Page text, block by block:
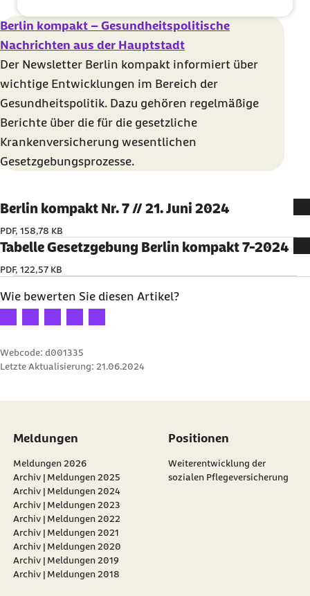
Berlin kompakt – Gesundheitspolitische
Nachrichten aus der Hauptstadt
Der Newsletter Berlin kompakt informiert über
wichtige Entwicklungen im Bereich der
Gesundheitspolitik. Dazu gehören regelmäßige
Berichte über die für die gesetzliche
Krankenversicherung wesentlichen
Gesetzgebungsprozesse.
Berlin kompakt Nr. 7 // 21. Juni 2024
PDF, 158,78 KB
Tabelle Gesetzgebung Berlin kompakt 7-2024
PDF, 122,57 KB
Wie bewerten Sie diesen Artikel?
Ihre Bewertung: 1 Stern
Ihre Bewertung: 2 Sterne
Ihre Bewertung: 3 Sterne
Ihre Bewertung: 4 Sterne
Ihre Bewertung: 5 Sterne
Webcode: d001335
Letzte Aktualisierung: 21.06.2024
Meldungen
Meldungen 2026
Archiv | Meldungen 2025
Archiv | Meldungen 2024
Archiv | Meldungen 2023
Archiv | Meldungen 2022
Archiv | Meldungen 2021
Archiv | Meldungen 2020
Archiv | Meldungen 2019
Archiv | Meldungen 2018
Positionen
Weiterentwicklung der
sozialen Pflegeversicherung